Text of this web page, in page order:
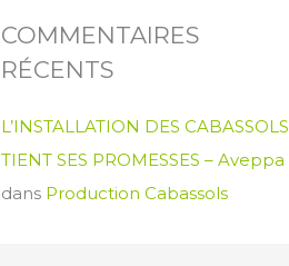
COMMENTAIRES
RÉCENTS
L’INSTALLATION DES CABASSOLS
TIENT SES PROMESSES – Aveppa
dans Production Cabassols